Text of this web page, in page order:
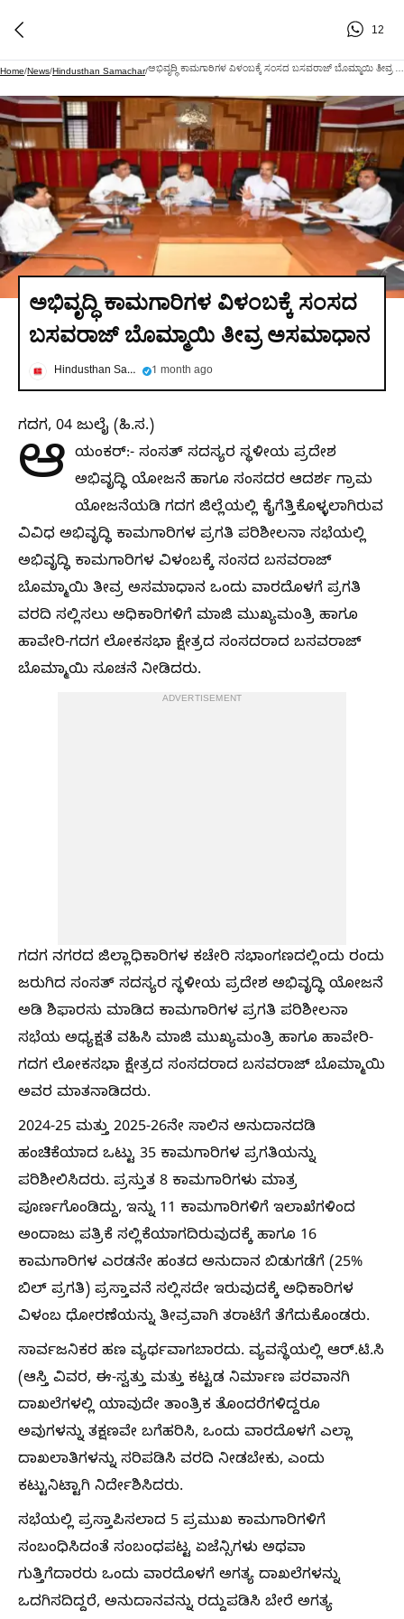
12
Home/News/Hindusthan Samachar/
ಅಭಿವೃದ್ಧಿ ಕಾಮಗಾರಿಗಳ ವಿಳಂಬಕ್ಕೆ ಸಂಸದ
ಬಸವರಾಜ್ ಬೊಮ್ಮಾಯಿ ತೀವ್ರ ಅಸಮಾಧಾನ
Hindusthan Samachar 1 month ago
ಗದಗ, 04 ಜುಲೈ (ಹಿ.ಸ.)
ಆ ಯಂಕರ್:- ಸಂಸತ್ ಸದಸ್ಯರ ಸ್ಥಳೀಯ ಪ್ರದೇಶ
ಅಭಿವೃದ್ಧಿ ಯೋಜನೆ ಹಾಗೂ ಸಂಸದರ ಆದರ್ಶ ಗ್ರಾಮ
ಯೋಜನೆಯಡಿ ಗದಗ ಜಿಲ್ಲೆಯಲ್ಲಿ ಕೈಗೆತ್ತಿಕೊಳ್ಳಲಾಗಿರುವ
ವಿವಿಧ ಅಭಿವೃದ್ಧಿ ಕಾಮಗಾರಿಗಳ ಪ್ರಗತಿ ಪರಿಶೀಲನಾ ಸಭೆಯಲ್ಲಿ
ಅಭಿವೃದ್ಧಿ ಕಾಮಗಾರಿಗಳ ವಿಳಂಬಕ್ಕೆ ಸಂಸದ ಬಸವರಾಜ್
ಬೊಮ್ಮಾಯಿ ತೀವ್ರ ಅಸಮಾಧಾನ ಒಂದು ವಾರದೊಳಗೆ ಪ್ರಗತಿ
ವರದಿ ಸಲ್ಲಿಸಲು ಅಧಿಕಾರಿಗಳಿಗೆ ಮಾಜಿ ಮುಖ್ಯಮಂತ್ರಿ ಹಾಗೂ
ಹಾವೇರಿ-ಗದಗ ಲೋಕಸಭಾ ಕ್ಷೇತ್ರದ ಸಂಸದರಾದ ಬಸವರಾಜ್
ಬೊಮ್ಮಾಯಿ ಸೂಚನೆ ನೀಡಿದರು.
ADVERTISEMENT
ಗದಗ ನಗರದ ಜಿಲ್ಲಾಧಿಕಾರಿಗಳ ಕಚೇರಿ ಸಭಾಂಗಣದಲ್ಲಿಂದು ರಂದು
ಜರುಗಿದ ಸಂಸತ್ ಸದಸ್ಯರ ಸ್ಥಳೀಯ ಪ್ರದೇಶ ಅಭಿವೃದ್ಧಿ ಯೋಜನೆ
ಅಡಿ ಶಿಫಾರಸು ಮಾಡಿದ ಕಾಮಗಾರಿಗಳ ಪ್ರಗತಿ ಪರಿಶೀಲನಾ
ಸಭೆಯ ಅಧ್ಯಕ್ಷತೆ ವಹಿಸಿ ಮಾಜಿ ಮುಖ್ಯಮಂತ್ರಿ ಹಾಗೂ ಹಾವೇರಿ-
ಗದಗ ಲೋಕಸಭಾ ಕ್ಷೇತ್ರದ ಸಂಸದರಾದ ಬಸವರಾಜ್ ಬೊಮ್ಮಾಯಿ
ಅವರ ಮಾತನಾಡಿದರು.
2024-25 ಮತ್ತು 2025-26ನೇ ಸಾಲಿನ ಅನುದಾನದಡಿ
ಹಂಚಿಕೆಯಾದ ಒಟ್ಟು 35 ಕಾಮಗಾರಿಗಳ ಪ್ರಗತಿಯನ್ನು
ಪರಿಶೀಲಿಸಿದರು. ಪ್ರಸ್ತುತ 8 ಕಾಮಗಾರಿಗಳು ಮಾತ್ರ
ಪೂರ್ಣಗೊಂಡಿದ್ದು, ಇನ್ನು 11 ಕಾಮಗಾರಿಗಳಿಗೆ ಇಲಾಖೆಗಳಿಂದ
ಅಂದಾಜು ಪತ್ರಿಕೆ ಸಲ್ಲಿಕೆಯಾಗದಿರುವುದಕ್ಕೆ ಹಾಗೂ 16
ಕಾಮಗಾರಿಗಳ ಎರಡನೇ ಹಂತದ ಅನುದಾನ ಬಿಡುಗಡೆಗೆ (25%
ಬಿಲ್ ಪ್ರಗತಿ) ಪ್ರಸ್ತಾವನೆ ಸಲ್ಲಿಸದೇ ಇರುವುದಕ್ಕೆ ಅಧಿಕಾರಿಗಳ
ವಿಳಂಬ ಧೋರಣೆಯನ್ನು ತೀವ್ರವಾಗಿ ತರಾಟೆಗೆ ತೆಗೆದುಕೊಂಡರು.
ಸಾರ್ವಜನಿಕರ ಹಣ ವ್ಯರ್ಥವಾಗಬಾರದು. ವ್ಯವಸ್ಥೆಯಲ್ಲಿ ಆರ್.ಟಿ.ಸಿ
(ಆಸ್ತಿ ವಿವರ, ಈ-ಸ್ವತ್ತು ಮತ್ತು ಕಟ್ಟಡ ನಿರ್ಮಾಣ ಪರವಾನಗಿ
ದಾಖಲೆಗಳಲ್ಲಿ ಯಾವುದೇ ತಾಂತ್ರಿಕ ತೊಂದರೆಗಳಿದ್ದರೂ
ಅವುಗಳನ್ನು ತಕ್ಷಣವೇ ಬಗೆಹರಿಸಿ, ಒಂದು ವಾರದೊಳಗೆ ಎಲ್ಲಾ
ದಾಖಲಾತಿಗಳನ್ನು ಸರಿಪಡಿಸಿ ವರದಿ ನೀಡಬೇಕು, ಎಂದು
ಕಟ್ಟುನಿಟ್ಟಾಗಿ ನಿರ್ದೇಶಿಸಿದರು.
ಸಭೆಯಲ್ಲಿ ಪ್ರಸ್ತಾಪಿಸಲಾದ 5 ಪ್ರಮುಖ ಕಾಮಗಾರಿಗಳಿಗೆ
ಸಂಬಂಧಿಸಿದಂತೆ ಸಂಬಂಧಪಟ್ಟ ಏಜೆನ್ಸಿಗಳು ಅಥವಾ
ಗುತ್ತಿಗೆದಾರರು ಒಂದು ವಾರದೊಳಗೆ ಅಗತ್ಯ ದಾಖಲೆಗಳನ್ನು
ಒದಗಿಸದಿದ್ದರೆ, ಅನುದಾನವನ್ನು ರದ್ದುಪಡಿಸಿ ಬೇರೆ ಅಗತ್ಯ